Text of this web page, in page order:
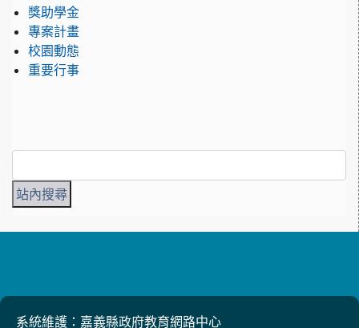
獎助學金
專案計畫
校園動態
重要行事
系統維護：嘉義縣政府教育網路中心